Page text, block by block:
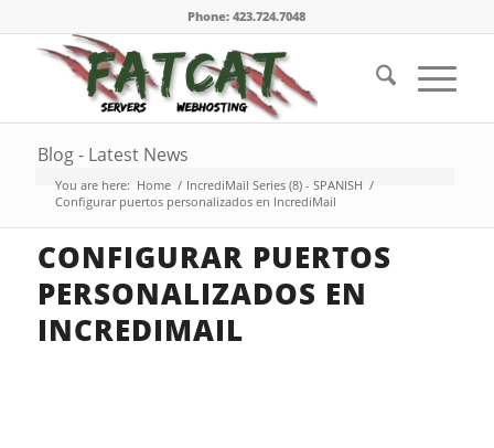
Phone: 423.724.7048
Blog - Latest News
You are here: Home / IncrediMail Series (8) - SPANISH /
Configurar puertos personalizados en IncrediMail
CONFIGURAR PUERTOS
PERSONALIZADOS EN
INCREDIMAIL